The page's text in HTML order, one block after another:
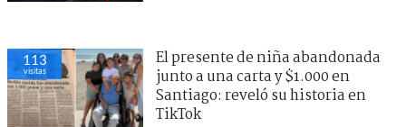
113
visitas
El presente de niña abandonada
junto a una carta y $1.000 en
Santiago: reveló su historia en
TikTok